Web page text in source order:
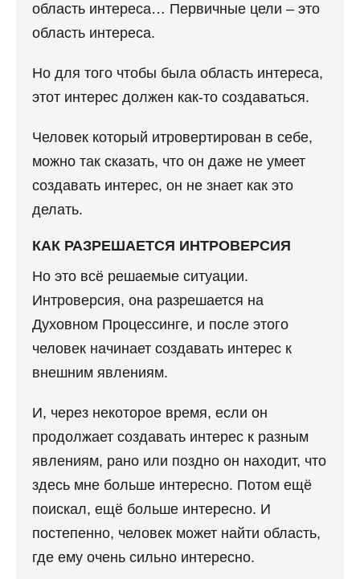
область интереса… Первичные цели – это
область интереса.
Но для того чтобы была область интереса,
этот интерес должен как-то создаваться.
Человек который итровертирован в себе,
можно так сказать, что он даже не умеет
создавать интерес, он не знает как это
делать.
КАК РАЗРЕШАЕТСЯ ИНТРОВЕРСИЯ
Но это всё решаемые ситуации.
Интроверсия, она разрешается на
Духовном Процессинге, и после этого
человек начинает создавать интерес к
внешним явлениям.
И, через некоторое время, если он
продолжает создавать интерес к разным
явлениям, рано или поздно он находит, что
здесь мне больше интересно. Потом ещё
поискал, ещё больше интересно. И
постепенно, человек может найти область,
где ему очень сильно интересно.